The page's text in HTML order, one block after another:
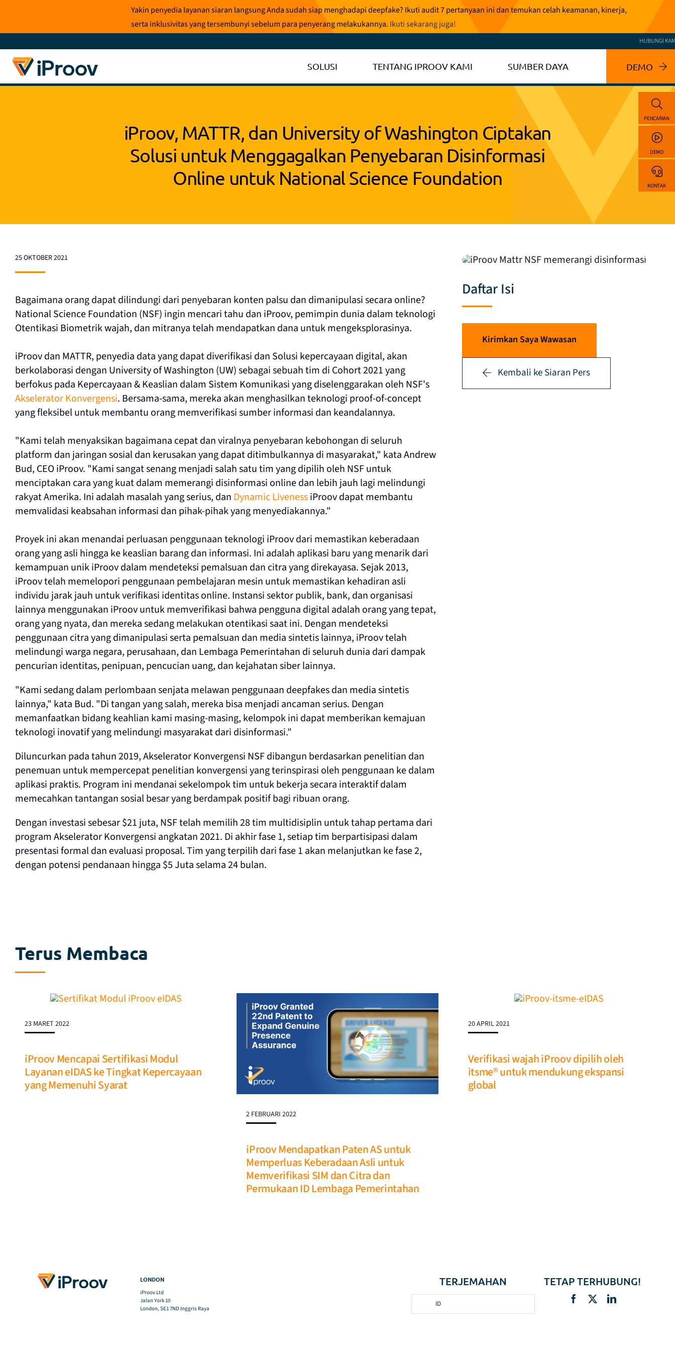
konten
Yakin penyedia layanan siaran langsung Anda sudah siap menghadapi deepfake? Ikuti audit 7 pertanyaan ini dan temukan celah keamanan, kinerja,
serta inklusivitas yang tersembunyi sebelum para penyerang melakukannya. Ikuti sekarang juga!
HUBUNGI
SOLUSI TENTANG IPROOV KAMI SUMBER DAYA DEMO
iProov, MATTR, dan University of Washington Ciptakan
Solusi untuk Menggagalkan Penyebaran Disinformasi
Online untuk National Science Foundation
25 OKTOBER 2021
Bagaimana orang dapat dilindungi dari penyebaran konten palsu dan dimanipulasi secara online?
National Science Foundation (NSF) ingin mencari tahu dan iProov, pemimpin dunia dalam teknologi
Otentikasi Biometrik wajah, dan mitranya telah mendapatkan dana untuk mengeksplorasinya.
iProov dan MATTR, penyedia data yang dapat diverifikasi dan Solusi kepercayaan digital, akan
berkolaborasi dengan University of Washington (UW) sebagai sebuah tim di Cohort 2021 yang
berfokus pada Kepercayaan & Keaslian dalam Sistem Komunikasiyang diselenggarakan oleh NSF's
Akselerator Konvergensi. Bersama-sama, mereka akan menghasilkan teknologi proof-of-concept
yang fleksibel untuk membantu orang memverifikasi sumber informasi dan keandalannya.
"Kami telah menyaksikan bagaimana cepat dan viralnya penyebaran kebohongan di seluruh
platform dan jaringan sosial dan kerusakan yang dapat ditimbulkannya di masyarakat," kata Andrew
Bud, CEO iProov. "Kami sangat senang menjadi salah satu tim yang dipilih oleh NSF untuk
menciptakan cara yang kuat dalam memerangi disinformasi online dan lebih jauh lagi melindungi
rakyat Amerika. Ini adalah masalah yang serius, dan Dynamic LivenessiProov dapat membantu
memvalidasi keabsahan informasi dan pihak-pihak yang menyediakannya."
Proyek ini akan menandai perluasan penggunaan teknologi iProov dari memastikan keberadaan
orang yang asli hingga ke keaslian barang dan informasi. Ini adalah aplikasi baru yang menarik dari
kemampuan unik iProov dalam mendeteksi pemalsuan dan citra yang direkayasa. Sejak 2013,
iProov telah memelopori penggunaan pembelajaran mesin untuk memastikan kehadiran asli
individu jarak jauh untuk verifikasi identitas online. Instansi sektor publik, bank, dan organisasi
lainnya menggunakan iProov untuk memverifikasi bahwa pengguna digital adalah orang yang tepat,
orang yang nyata, dan mereka sedang melakukan otentikasi saat ini. Dengan mendeteksi
penggunaan citra yang dimanipulasi serta pemalsuan dan media sintetis lainnya, iProov telah
melindungi warga negara, perusahaan, dan Lembaga Pemerintahan di seluruh dunia dari dampak
pencurian identitas, penipuan, pencucian uang, dan kejahatan siber lainnya.
"Kami sedang dalam perlombaan senjata melawan penggunaan deepfakes dan media sintetis
lainnya," kata Bud. "Di tangan yang salah, mereka bisa menjadi ancaman serius. Dengan
memanfaatkan bidang keahlian kami masing-masing, kelompok ini dapat memberikan kemajuan
teknologi inovatif yang melindungi masyarakat dari disinformasi."
Diluncurkan pada tahun 2019, Akselerator Konvergensi NSFdibangun berdasarkan penelitian dan
penemuan untuk mempercepat penelitian konvergensi yang terinspirasi oleh penggunaan ke dalam
aplikasi praktis. Program ini mendanai sekelompok tim untuk bekerja secara interaktif dalam
memecahkan tantangan sosial besar yang berdampak positif bagi ribuan orang.
Dengan investasi sebesar $21 juta, NSF telah memilih 28 tim multidisiplin untuk tahap pertama dari
program Akselerator Konvergensi angkatan 2021. Di akhir fase 1, setiap tim berpartisipasi dalam
presentasi formal dan evaluasi proposal. Tim yang terpilih dari fase 1 akan melanjutkan ke fase 2,
dengan potensi pendanaan hingga $5 Juta selama 24 bulan.
Daftar Isi
Kirimkan Saya Wawasan
Kembali ke Siaran Pers
Terus Membaca
23 MARET 2022
iProov Mencapai Sertifikasi Modul
Layanan eIDAS ke Tingkat Kepercayaan
yang Memenuhi Syarat
2 FEBRUARI 2022
iProov Mendapatkan Paten AS untuk
Memperluas Keberadaan Asli untuk
Memverifikasi SIM dan Citra dan
Permukaan ID Lembaga Pemerintahan
20 APRIL 2021
Verifikasi wajah iProov dipilih oleh
itsme® untuk mendukung ekspansi
global
LONDON
iProov Ltd
Jalan York 10
London, SE1 7ND Inggris Raya
TERJEMAHAN
ID
TETAP TERHUBUNG!
PENCARIAN
DEMO
KONTAK